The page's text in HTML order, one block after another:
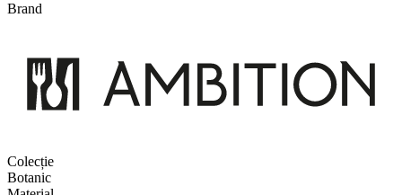
Brand
Colecție
Botanic